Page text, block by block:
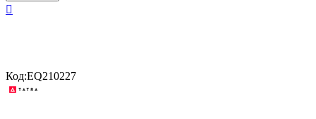

Код:EQ210227